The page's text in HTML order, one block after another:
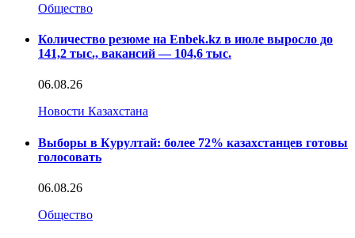
Общество
Количество резюме на Enbek.kz в июле выросло до
141,2 тыс., вакансий — 104,6 тыс.
06.08.26
Новости Казахстана
Выборы в Курултай: более 72% казахстанцев готовы
голосовать
06.08.26
Общество